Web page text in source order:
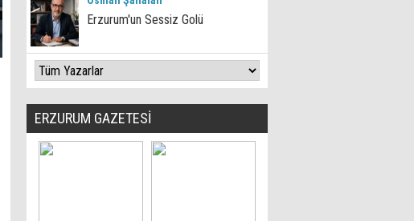
Erzurum'un Sessiz Golü
ERZURUM GAZETESİ